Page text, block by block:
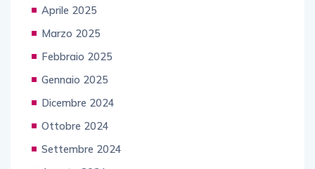
Aprile 2025
Marzo 2025
Febbraio 2025
Gennaio 2025
Dicembre 2024
Ottobre 2024
Settembre 2024